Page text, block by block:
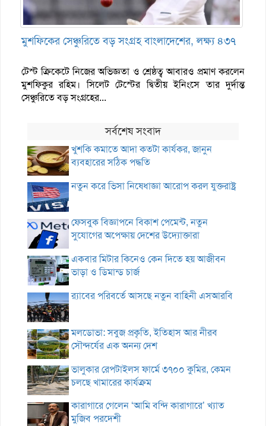
মুশফিকের সেঞ্চুরিতে বড় সংগ্রহ বাংলাদেশের, লক্ষ্য ৪৩৭
টেস্ট ক্রিকেটে নিজের অভিজ্ঞতা ও শ্রেষ্ঠত্ব আবারও প্রমাণ করলেন
মুশফিকুর রহিম। সিলেট টেস্টের দ্বিতীয় ইনিংসে তার দুর্দান্ত
সেঞ্চুরিতে বড় সংগ্রহের...
সর্বশেষ সংবাদ
খুশকি কমাতে আদা কতটা কার্যকর, জানুন
ব্যবহারের সঠিক পদ্ধতি
নতুন করে ভিসা নিষেধাজ্ঞা আরোপ করল যুক্তরাষ্ট্র
ফেসবুক বিজ্ঞাপনে বিকাশ পেমেন্ট, নতুন
সুযোগের অপেক্ষায় দেশের উদ্যোক্তারা
একবার মিটার কিনেও কেন দিতে হয় আজীবন
ভাড়া ও ডিমান্ড চার্জ
র‌্যাবের পরিবর্তে আসছে নতুন বাহিনী এসআরবি
মলডোভা: সবুজ প্রকৃতি, ইতিহাস আর নীরব
সৌন্দর্যের এক অনন্য দেশ
ভালুকার রেপটাইলস ফার্মে ৩৭০০ কুমির, কেমন
চলছে খামারের কার্যক্রম
কারাগারে গেলেন ‘আমি বন্দি কারাগারে’ খ্যাত
মুজিব পরদেশী